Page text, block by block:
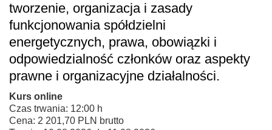
tworzenie, organizacja i zasady
funkcjonowania spółdzielni
energetycznych, prawa, obowiązki i
odpowiedzialność członków oraz aspekty
prawne i organizacyjne działalności.
Kurs online
Czas trwania: 12:00 h
Cena: 2 201,70 PLN brutto